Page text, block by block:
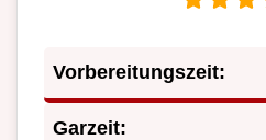
Vorbereitungszeit:
Garzeit: